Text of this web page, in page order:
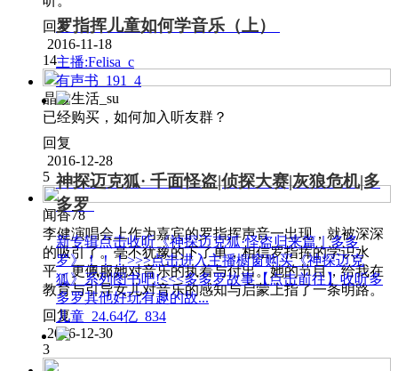
回复
2016-11-18
14
晶致生活_su
已经购买，如何加入听友群？
回复
2016-12-28
5
闻香78
李健演唱会上作为嘉宾的罗指挥声音一出现，就被深深
的吸引了。毫不犹豫的下了单，相信罗指挥的学识水
平，更佩服她对音乐的执着与付出。她的节目，给我在
教育与引导女儿对音乐的感知与启蒙上指了一条明路。
回复
2016-12-30
3
罗指挥儿童如何学音乐（上）
主播:Felisa_c
有声书 191 4
神探迈克狐· 千面怪盗|侦探大赛|灰狼危机|多
多罗
新专辑点击收听《神探迈克狐·怪盗归来篇｜多多
罗》！！！>>>点击进入主播橱窗购买《神探迈克
狐》系列图书吧!<<<多多罗故事【点击前往】收听多
多罗其他好玩有趣的故...
儿童 24.64亿 834